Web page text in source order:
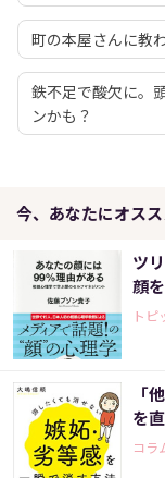
町の本屋さんに教
鉄不足で酸欠に。
ンかも？
今、あなたにオス
ツ
顔
トピ
「
を
コラ